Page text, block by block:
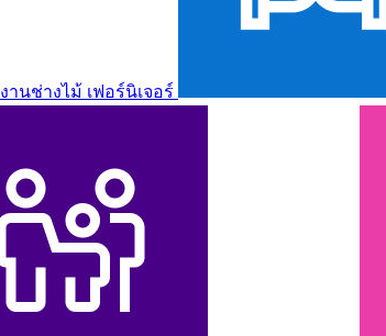
งานช่างไม้ เฟอร์นิเจอร์